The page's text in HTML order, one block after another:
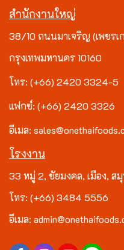
สำนักงานใหญ่
38/10 ถนนมาเจริญ (เพชรเ
กรุงเทพมหานคร 10160
โทร: (+66) 2420 3324-5
แฟกซ์: (+66) 2420 3326
อีเมล:
โรงงาน
33 หมู่ 2, ชัยมงคล, เมือง, ส
โทร: (+66) 3484 5556
อีเมล: